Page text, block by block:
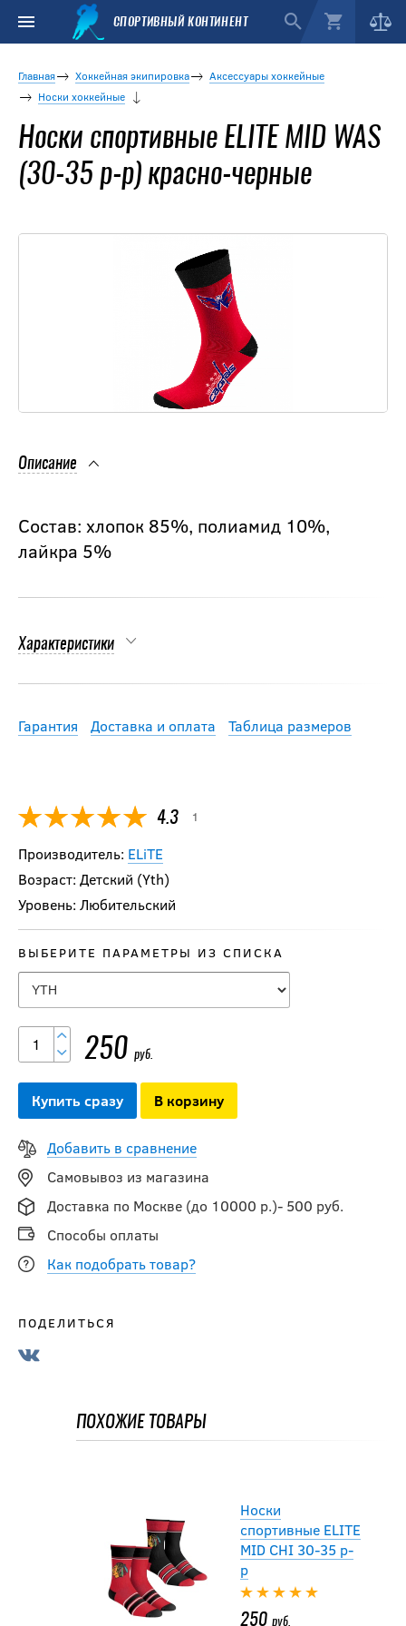
СПОРТИВНЫЙ КОНТИНЕНТ
Главная Хоккейная экипировка
Аксессуары хоккейные
Носки хоккейные
Носки спортивные ELITE MID WAS
(30-35 р-р) красно-черные
Описание
Состав: хлопок 85%, полиамид 10%,
лайкра 5%
Характеристики
Гарантия Доставка и оплата Таблица размеров
4.3 1
Производитель: ELiTE
Возраст: Детский (Yth)
Уровень: Любительский
ВЫБЕРИТЕ ПАРАМЕТРЫ ИЗ СПИСКА
250 руб.
Купить сразу В корзину
Добавить в сравнение
Самовывоз из магазина
Доставка по Москве (до 10000 р.)- 500 руб.
Способы оплаты
Как подобрать товар?
ПОДЕЛИТЬСЯ
ПОХОЖИЕ ТОВАРЫ
250
Носки
спортивные ELITE
MID CHI 30-35 р-
р
250 руб.